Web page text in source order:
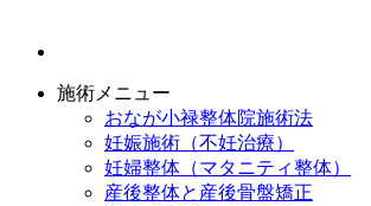
施術メニュー
おなが小禄整体院施術法
妊娠施術（不妊治療）
妊婦整体（マタニティ整体）
産後整体と産後骨盤矯正